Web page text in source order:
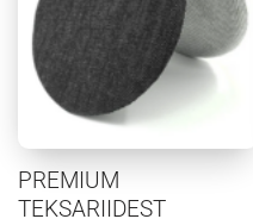
PREMIUM
TEKSARIIDEST